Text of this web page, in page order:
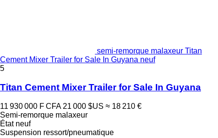
semi-remorque malaxeur Titan
Cement Mixer Trailer for Sale In Guyana neuf
5
Titan Cement Mixer Trailer for Sale In Guyana
11 930 000 F CFA 21 000 $US ≈ 18 210 €
Semi-remorque malaxeur
État neuf
Suspension ressort/pneumatique